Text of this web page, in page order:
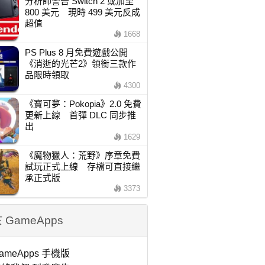
800 美元 現時 499 美元反成
超值
1668
PS Plus 8 月免費遊戲公開
《消逝的光芒2》領銜三款作
品限時領取
4300
《寶可夢：Pokopia》2.0 免費
更新上線 首彈 DLC 同步推
出
1629
《魔物獵人：荒野》序章免費
試玩正式上線 存檔可直接繼
承正式版
3373
GameApps
手機版